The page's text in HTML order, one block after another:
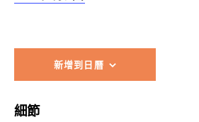
新增到日曆
細節